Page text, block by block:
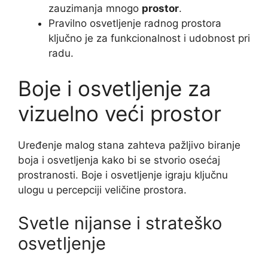
zauzimanja mnogo prostor.
Pravilno osvetljenje radnog prostora
ključno je za funkcionalnost i udobnost pri
radu.
Boje i osvetljenje za
vizuelno veći prostor
Uređenje malog stana zahteva pažljivo biranje
boja i osvetljenja kako bi se stvorio osećaj
prostranosti. Boje i osvetljenje igraju ključnu
ulogu u percepciji veličine prostora.
Svetle nijanse i strateško
osvetljenje